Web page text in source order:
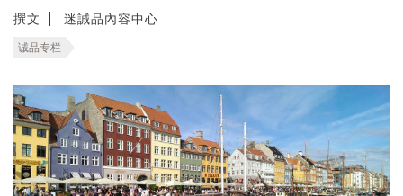
撰文 迷誠品內容中心
诚品专栏